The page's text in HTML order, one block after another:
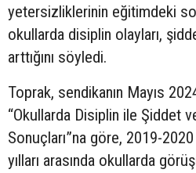
yetersizliklerinin eğitimdeki
okullarda disiplin olayları,
arttığını söyledi.
Toprak, sendikanın Mayıs
“Okullarda Disiplin ile Şiddet
Sonuçları”na göre, 2019-
yılları arasında okullarda